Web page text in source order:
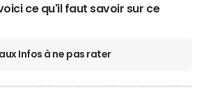
ce qu'il faut savoir sur ce
Infos à ne pas rater